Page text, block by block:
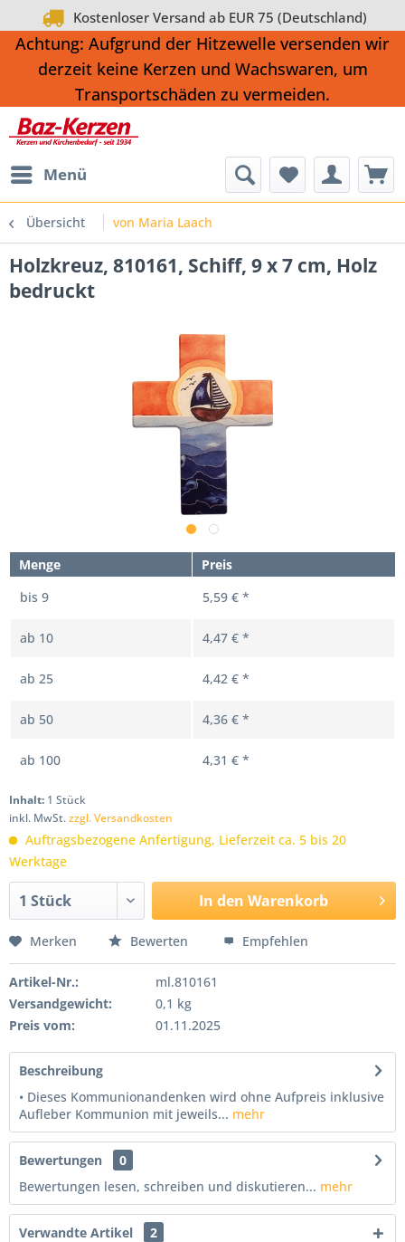
Kostenloser Versand ab EUR 75 (Deutschland)
Achtung: Aufgrund der Hitzewelle versenden wir
derzeit keine Kerzen und Wachswaren, um
Transportschäden zu vermeiden.
Menü
Übersicht von Maria Laach
Holzkreuz, 810161, Schiff, 9 x 7 cm, Holz
bedruckt
Menge
Preis
bis 9 5,59 € *
ab 10 4,47 € *
ab 25 4,42 € *
ab 50 4,36 € *
ab 100 4,31 € *
Inhalt: 1 Stück
inkl. MwSt.zzgl. Versandkosten
Auftragsbezogene Anfertigung, Lieferzeit ca. 5 bis 20
Werktage
In den Warenkorb
Merken Bewerten Empfehlen
Artikel-Nr.:
ml.810161
Versandgewicht:
0,1 kg
Preis vom:
01.11.2025
Beschreibung
• Dieses Kommunionandenken wird ohne Aufpreis inklusive
Aufleber Kommunion mit jeweils... mehr
Bewertungen
0
Bewertungen lesen, schreiben und diskutieren... mehr
Verwandte Artikel 2